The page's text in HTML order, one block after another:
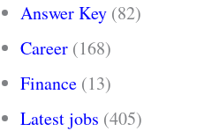
Answer Key (82)
Career (168)
Finance (13)
Latest jobs (405)